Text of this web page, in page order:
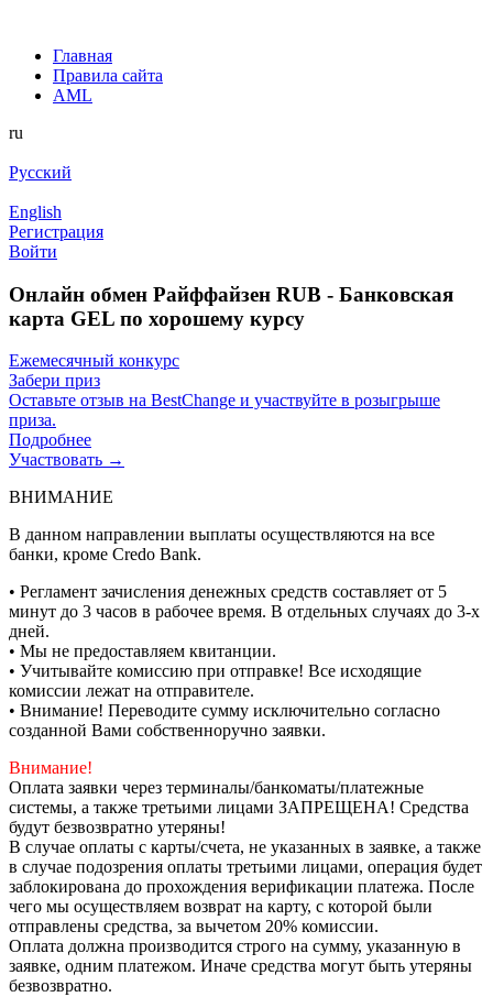
Главная
Правила сайта
AML
ru
Русский
English
Регистрация
Войти
Онлайн обмен Райффайзен RUB - Банковская
карта GEL по хорошему курсу
Ежемесячный конкурс
Забери приз
Оставьте отзыв на BestChange и участвуйте в розыгрыше
приза.
Подробнее
Участвовать →
ВНИМАНИЕ
В данном направлении выплаты осуществляются на все
банки, кроме Credo Bank.
• Регламент зачисления денежных средств составляет от 5
минут до 3 часов в рабочее время. В отдельных случаях до 3-х
дней.
• Мы не предоставляем квитанции.
• Учитывайте комиссию при отправке! Все исходящие
комиссии лежат на отправителе.
• Внимание! Переводите сумму исключительно согласно
созданной Вами собственноручно заявки.
Внимание!
Оплата заявки через терминалы/банкоматы/платежные
системы, а также третьими лицами ЗАПРЕЩЕНА! Средства
будут безвозвратно утеряны!
В случае оплаты с карты/счета, не указанных в заявке, а также
в случае подозрения оплаты третьими лицами, операция будет
заблокирована до прохождения верификации платежа. После
чего мы осуществляем возврат на карту, с которой были
отправлены средства, за вычетом 20% комиссии.
Оплата должна производится строго на сумму, указанную в
заявке, одним платежом. Иначе средства могут быть утеряны
безвозвратно.